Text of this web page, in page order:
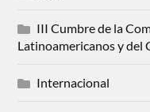
III Cumbre de la
Latinoamericanos y del
Internacional